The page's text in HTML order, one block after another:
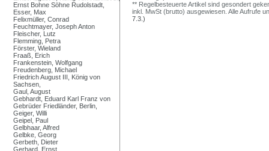
Ernst Bohne Söhne Rudolstadt,
Esser, Max
Felixmüller, Conrad
Feuchtmayer, Joseph Anton
Fleischer, Lutz
Flemming, Petra
Förster, Wieland
Fraaß, Erich
Frankenstein, Wolfgang
Freudenberg, Michael
Friedrich August III, König von
Sachsen,
Gaul, August
Gebhardt, Eduard Karl Franz von
Gebrüder Friedländer, Berlin,
Geiger, Willi
Geipel, Paul
Gelbhaar, Alfred
Gelbke, Georg
Gerbeth, Dieter
Gerhard, Ernst
** Regelbesteuerte Artikel sind gesondert
inkl. MwSt (brutto) ausgewiesen. Alle Aufrufe
7.3.)